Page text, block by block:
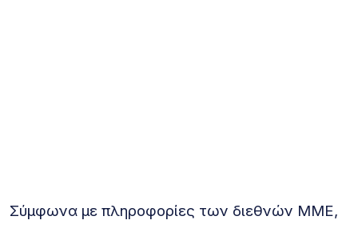
Σύμφωνα με πληροφορίες των διεθνών ΜΜΕ,